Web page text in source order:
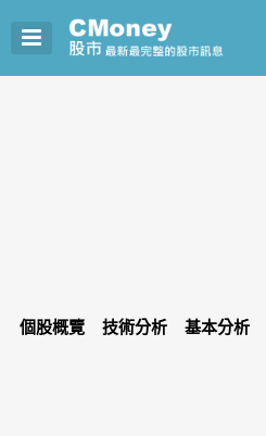
個股概覽 技術分析 基本分析